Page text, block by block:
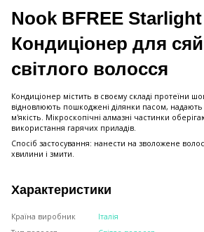
Nook BFREE
Кондиціонер для
світлого волосся
Кондиціонер містить в своєму складі протеїни
відновлюють пошкоджені ділянки пасом, надають
м'якість. Мікроскопічні алмазні частинки
використання гарячих приладів.
Спосіб застосування: нанести на зволожене
хвилини і змити.
Характеристики
Країна виробник
Італія